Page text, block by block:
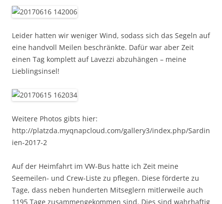
Leider hatten wir weniger Wind, sodass sich das Segeln auf
eine handvoll Meilen beschränkte. Dafür war aber Zeit
einen Tag komplett auf Lavezzi abzuhängen – meine
Lieblingsinsel!
Weitere Photos gibts hier:
http://platzda.myqnapcloud.com/gallery3/index.php/Sardin
ien-2017-2
Auf der Heimfahrt im VW-Bus hatte ich Zeit meine
Seemeilen- und Crew-Liste zu pflegen. Diese förderte zu
Tage, dass neben hunderten Mitseglern mitlerweile auch
1195 Tage zusammengekommen sind. Dies sind wahrhaftig